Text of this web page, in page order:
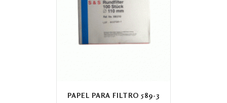
PAPEL PARA FILTRO 589-3